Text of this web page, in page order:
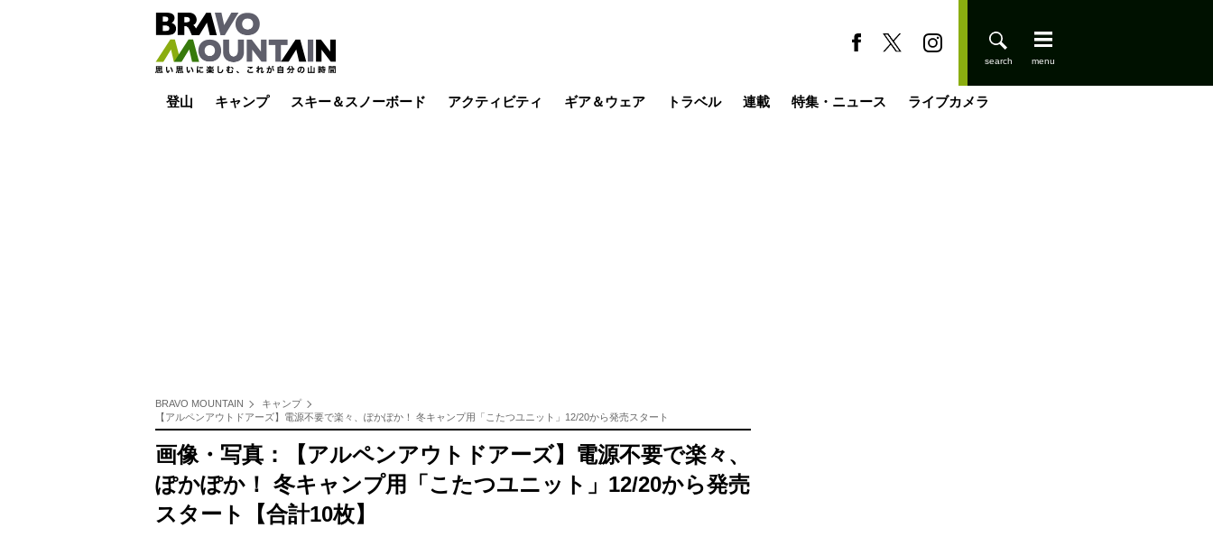
登山 キャンプ スキー＆スノーボード アクティビティ ギア＆ウェア トラベル 連載 特集・ニュース ライブカメラ
BRAVO MOUNTAIN
キャンプ
【アルペンアウトドアーズ】電源不要で楽々、ぽかぽか！ 冬キャンプ用「こたつユニット」12/20から発売スタート
画像・写真：【アルペンアウトドアーズ】電源不要で楽々、
ぽかぽか！ 冬キャンプ用「こたつユニット」12/20から発売
スタート【合計10枚】